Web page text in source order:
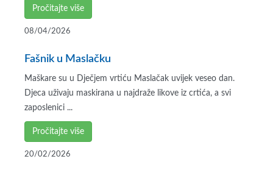
Pročitajte više
08/04/2026
Fašnik u Maslačku
Maškare su u Dječjem vrtiću Maslačak uvijek veseo dan.
Djeca uživaju maskirana u najdraže likove iz crtića, a svi
zaposlenici ...
Pročitajte više
20/02/2026